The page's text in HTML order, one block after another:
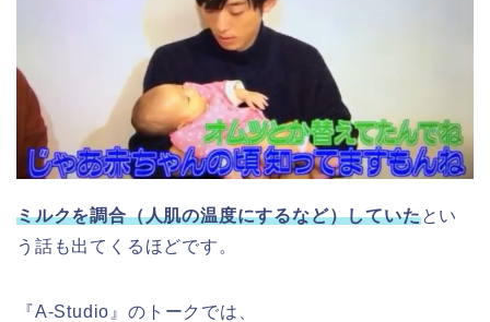
ミルクを調合（人肌の温度にするなど）していたとい
う話も出てくるほどです。
『A-Studio』のトークでは、